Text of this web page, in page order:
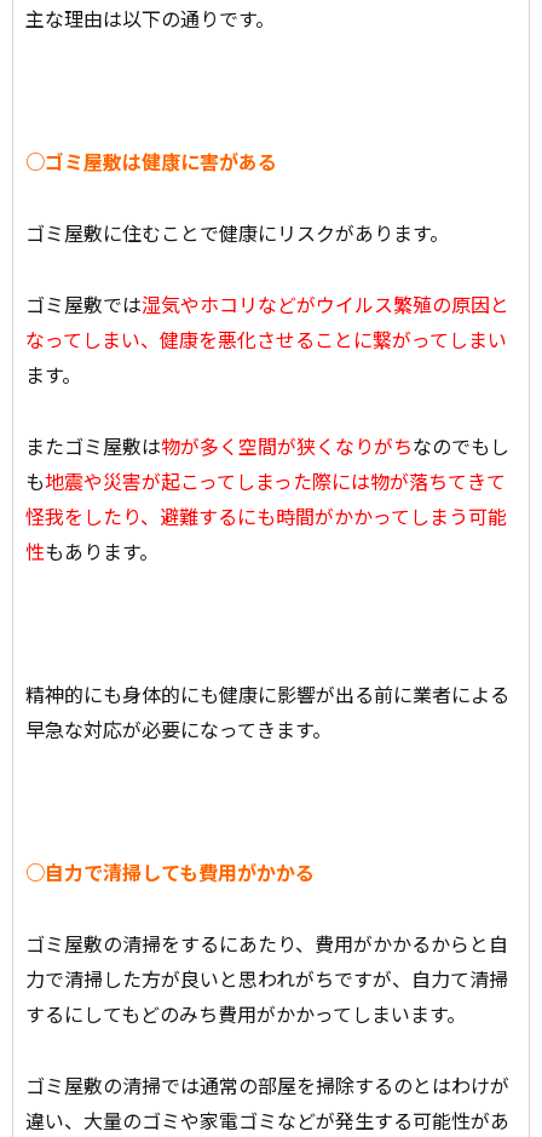
主な理由は以下の通りです。
○ゴミ屋敷は健康に害がある
ゴミ屋敷に住むことで健康にリスクがあります。
ゴミ屋敷では湿気やホコリなどがウイルス繁殖の原因と
なってしまい、健康を悪化させることに繋がってしまい
ます。
またゴミ屋敷は物が多く空間が狭くなりがちなのでもし
も地震や災害が起こってしまった際には物が落ちてきて
怪我をしたり、避難するにも時間がかかってしまう可能
性もあります。
精神的にも身体的にも健康に影響が出る前に業者による
早急な対応が必要になってきます。
○自力で清掃しても費用がかかる
ゴミ屋敷の清掃をするにあたり、費用がかかるからと自
力で清掃した方が良いと思われがちですが、自力て清掃
するにしてもどのみち費用がかかってしまいます。
ゴミ屋敷の清掃では通常の部屋を掃除するのとはわけが
違い、大量のゴミや家電ゴミなどが発生する可能性があ